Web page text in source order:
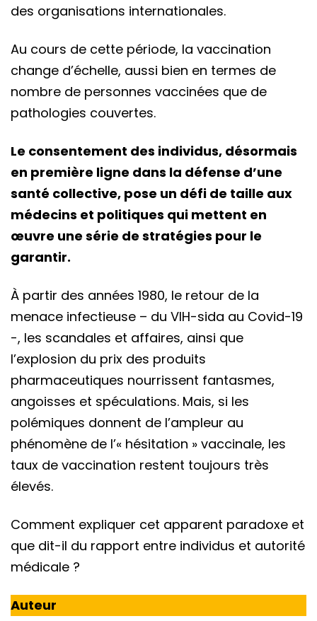
des organisations internationales.
Au cours de cette période, la vaccination
change d’échelle, aussi bien en termes de
nombre de personnes vaccinées que de
pathologies couvertes.
Le consentement des individus, désormais
en première ligne dans la défense d’une
santé collective, pose un défi de taille aux
médecins et politiques qui mettent en
œuvre une série de stratégies pour le
garantir.
À partir des années 1980, le retour de la
menace infectieuse – du VIH-sida au Covid-19
-, les scandales et affaires, ainsi que
l’explosion du prix des produits
pharmaceutiques nourrissent fantasmes,
angoisses et spéculations. Mais, si les
polémiques donnent de l’ampleur au
phénomène de l’« hésitation » vaccinale, les
taux de vaccination restent toujours très
élevés.
Comment expliquer cet apparent paradoxe et
que dit-il du rapport entre individus et autorité
médicale ?
Auteur